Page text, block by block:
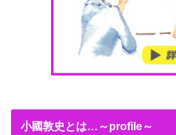
小國敦史とは…～profile～